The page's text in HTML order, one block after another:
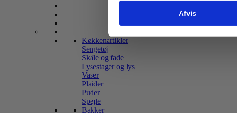
Afvis
Køkkenartikler
Sengetøj
Skåle og fade
Lysestager og lys
Vaser
Plaider
Puder
Spejle
Bakker